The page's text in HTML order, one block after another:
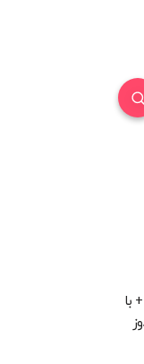
فال حافظ امروز 30 مهر 1402 + با